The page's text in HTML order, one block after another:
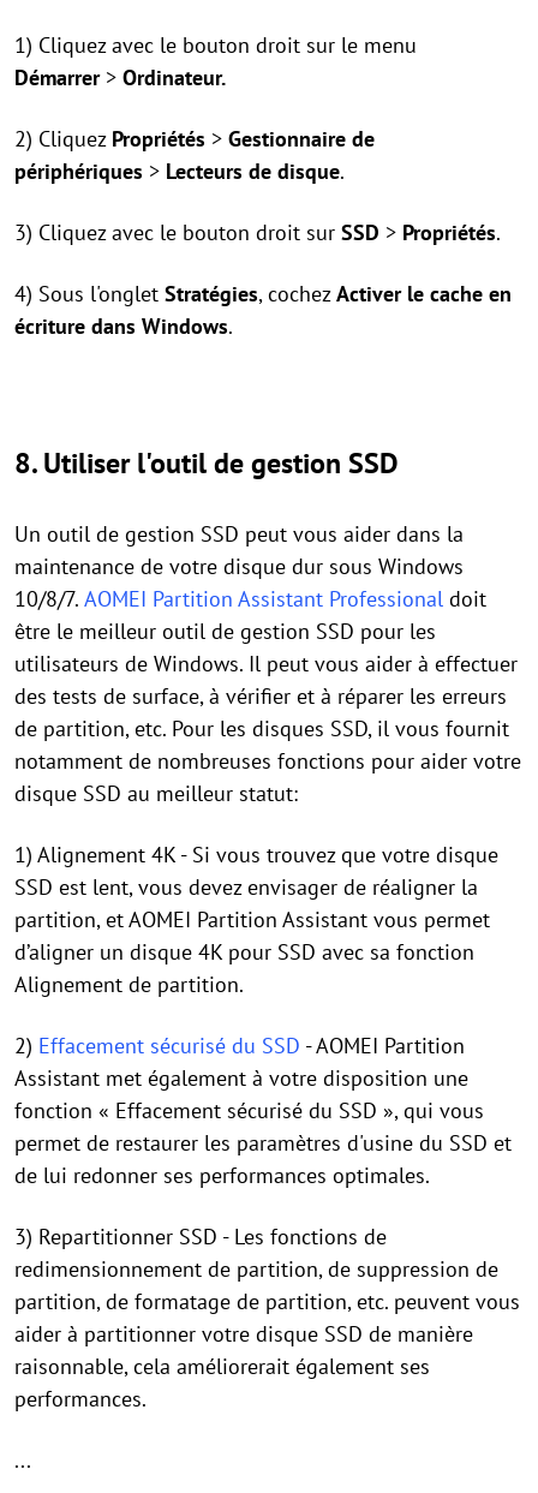
1) Cliquez avec le bouton droit sur le menu
Démarrer> Ordinateur.
2) Cliquez Propriétés > Gestionnaire de
périphériques > Lecteurs de disque.
3) Cliquez avec le bouton droit sur SSD > Propriétés.
4) Sous l'onglet Stratégies, cochezActiver le cache en
écriture dans Windows.
8. Utiliser l'outil de gestion SSD
Un outil de gestion SSD peut vous aider dans la
maintenance de votre disque dur sous Windows
10/8/7. AOMEI Partition Assistant Professional doit
être le meilleur outil de gestion SSD pour les
utilisateurs de Windows. Il peut vous aider à effectuer
des tests de surface, à vérifier et à réparer les erreurs
de partition, etc. Pour les disques SSD, il vous fournit
notamment de nombreuses fonctions pour aider votre
disque SSD au meilleur statut:
1) Alignement 4K - Si vous trouvez que votre disque
SSD est lent, vous devez envisager de réaligner la
partition, et AOMEI Partition Assistant vous permet
d’aligner un disque 4K pour SSD avec sa fonction
Alignement de partition.
2) Effacement sécurisé du SSD - AOMEI Partition
Assistant met également à votre disposition une
fonction « Effacement sécurisé du SSD », qui vous
permet de restaurer les paramètres d'usine du SSD et
de lui redonner ses performances optimales.
3) Repartitionner SSD - Les fonctions de
redimensionnement de partition, de suppression de
partition, de formatage de partition, etc. peuvent vous
aider à partitionner votre disque SSD de manière
raisonnable, cela améliorerait également ses
performances.
...